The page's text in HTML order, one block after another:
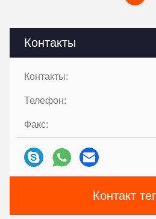
Контакты
Контакты:
Телефон:
Факс:
Контакт